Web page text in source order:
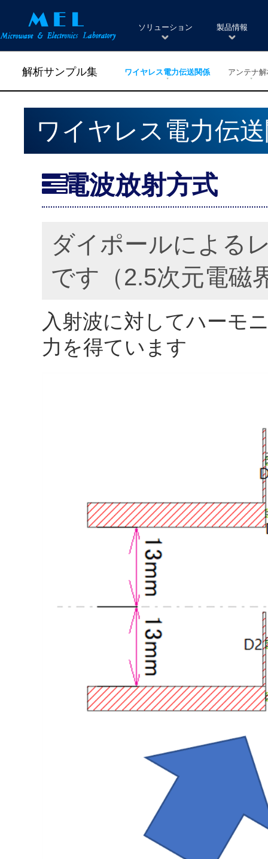
ソリューション 製品情報
解析サンプル集 ワイヤレス電力伝送関係 アンテナ
ワイヤレス電力伝
電波放射方式
ダイポールによる
です（2.5次元電磁
入射波に対してハーモ
力を得ています